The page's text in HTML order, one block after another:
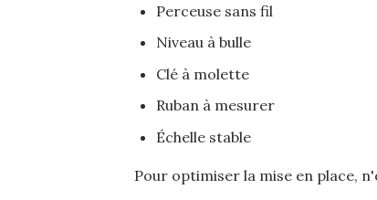
Perceuse sans fil
Niveau à bulle
Clé à molette
Ruban à mesurer
Échelle stable
Pour optimiser la mise en place,